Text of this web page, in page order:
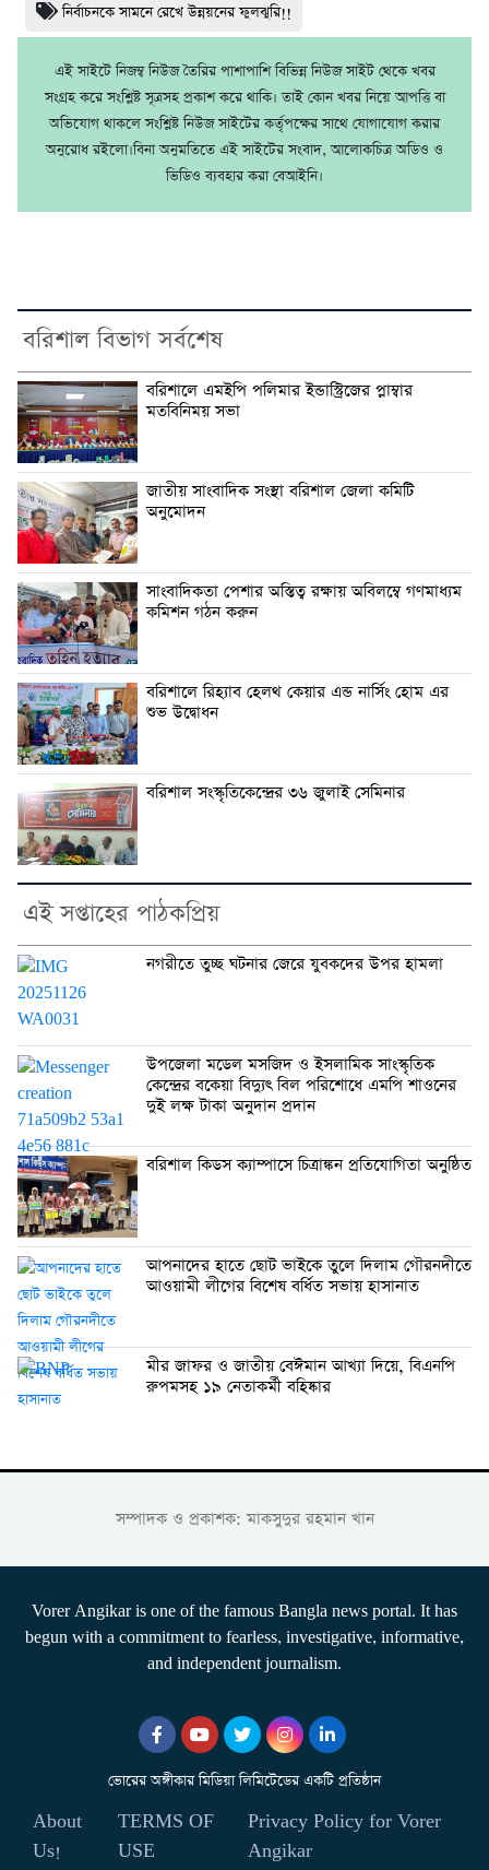
নির্বাচনকে সামনে রেখে উন্নয়নের ফুলঝুরি!!
এই সাইটে নিজম্ব নিউজ তৈরির পাশাপাশি বিভিন্ন নিউজ সাইট থেকে খবর
সংগ্রহ করে সংশ্লিষ্ট সূত্রসহ প্রকাশ করে থাকি। তাই কোন খবর নিয়ে আপত্তি বা
অভিযোগ থাকলে সংশ্লিষ্ট নিউজ সাইটের কর্তৃপক্ষের সাথে যোগাযোগ করার
অনুরোধ রইলো।বিনা অনুমতিতে এই সাইটের সংবাদ, আলোকচিত্র অডিও ও
ভিডিও ব্যবহার করা বেআইনি।
বরিশাল বিভাগ সর্বশেষ
বরিশালে এমইপি পলিমার ইন্ডাস্ট্রিজের প্লাম্বার
মতবিনিময় সভা
জাতীয় সাংবাদিক সংস্থা বরিশাল জেলা কমিটি
অনুমোদন
সাংবাদিকতা পেশার অস্তিত্ব রক্ষায় অবিলম্বে গণমাধ্যম
কমিশন গঠন করুন
বরিশালে রিহ্যাব হেলথ কেয়ার এন্ড নার্সিং হোম এর
শুভ উদ্বোধন
বরিশাল সংস্কৃতিকেন্দ্রের ৩৬ জুলাই সেমিনার
এই সপ্তাহের পাঠকপ্রিয়
নগরীতে তুচ্ছ ঘটনার জেরে যুবকদের উপর হামলা
উপজেলা মডেল মসজিদ ও ইসলামিক সাংস্কৃতিক
কেন্দ্রের বকেয়া বিদ্যুৎ বিল পরিশোধে এমপি শাওনের
দুই লক্ষ টাকা অনুদান প্রদান
বরিশাল কিডস ক্যাম্পাসে চিত্রাঙ্কন প্রতিযোগিতা অনুষ্ঠিত
আপনাদের হাতে ছোট ভাইকে তুলে দিলাম গৌরনদীতে
আওয়ামী লীগের বিশেষ বর্ধিত সভায় হাসানাত
মীর জাফর ও জাতীয় বেঈমান আখ্যা দিয়ে, বিএনপি
রুপমসহ ১৯ নেতাকর্মী বহিষ্কার
সম্পাদক ও প্রকাশক: মাকসুদুর রহমান খান
Vorer Angikar is one of the famous Bangla news portal. It has
begun with a commitment to fearless, investigative, informative,
and independent journalism.
ভোরের অঙ্গীকার মিডিয়া লিমিটেডের একটি প্রতিষ্ঠান
About
Us!
TERMS OF
USE
Privacy Policy for Vorer
Angikar